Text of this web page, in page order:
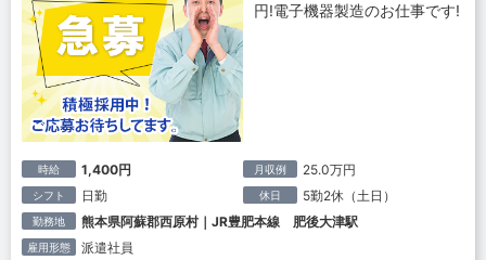
円!電子機器製造のお仕事です!
時給 1,400円 月収例 25.0万円
シフト 日勤 休日 5勤2休（土日）
勤務地 熊本県阿蘇郡西原村｜JR豊肥本線 肥後大津駅
雇用形態 派遣社員